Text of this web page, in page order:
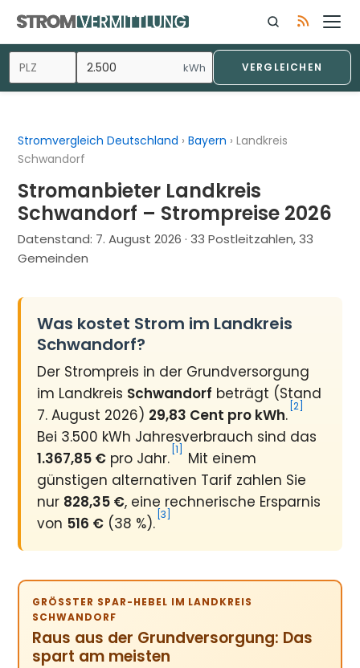
Inhalt
springen
kWh VERGLEICHEN
Stromvergleich Deutschland ›Bayern ›Landkreis
Schwandorf
Stromanbieter Landkreis
Schwandorf – Strompreise 2026
Datenstand: 7. August 2026 · 33 Postleitzahlen, 33
Gemeinden
Was kostet Strom im Landkreis
Schwandorf?
Der Strompreis in der Grundversorgung
im Landkreis Schwandorf beträgt (Stand
7. August 2026) 29,83 Cent pro kWh. [2]
Bei 3.500 kWh Jahresverbrauch sind das
1.367,85 € pro Jahr. [1]
Mit einem
günstigen alternativen Tarif zahlen Sie
nur 828,35 €, eine rechnerische Ersparnis
von 516 € (38 %). [3]
GRÖSSTER SPAR-HEBEL IM LANDKREIS S
CHWANDORF
Raus aus der Grundversorgung: Das
spart am meisten